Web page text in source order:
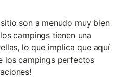
son a menudo muy bien
campings tienen una
lo que implica que aquí
los campings perfectos